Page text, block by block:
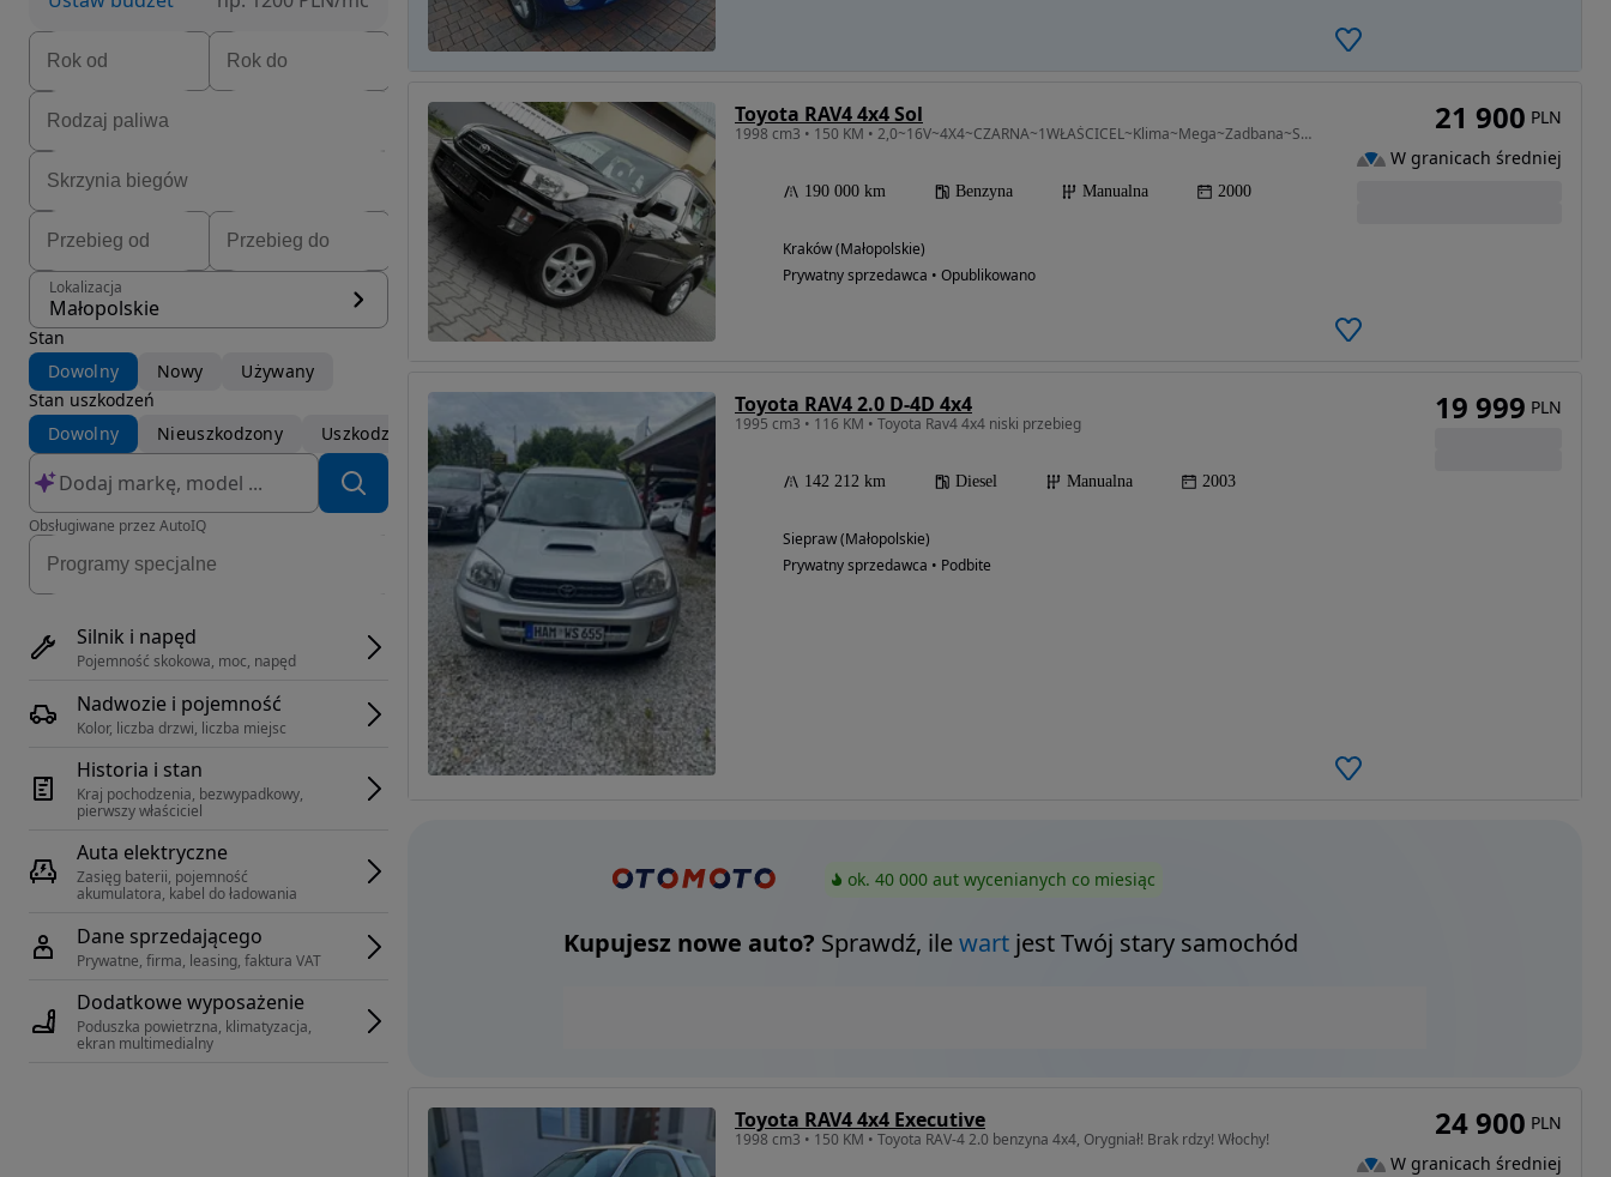
Lokalizacja
Małopolskie
Stan
Dowolny
Nowy
Używany
Stan uszkodzeń
Dowolny
Nieuszkodzony Uszkodzony
Obsługiwane przez AutoIQ
Silnik i napęd
Pojemność skokowa, moc, napęd
Nadwozie i pojemność
Kolor, liczba drzwi, liczba miejsc
Historia i stan
Kraj pochodzenia, bezwypadkowy,
pierwszy właściciel
Auta elektryczne
Zasięg baterii, pojemność
akumulatora, kabel do ładowania
Dane sprzedającego
Prywatne, firma, leasing, faktura VAT
Dodatkowe wyposażenie
Poduszka powietrzna, klimatyzacja,
ekran multimedialny
Toyota RAV4 4x4 Sol
1998 cm3 • 150 KM • 2,0~16V~4X4~CZARNA~1WŁAŚCICEL~Klima~Mega~Zadbana~Serwisowana~Zobacz
190 000 km Benzyna Manualna 2000
Kraków (Małopolskie)
Prywatny sprzedawca • Opublikowano
21 900 PLN
W granicach średniej
Toyota RAV4 2.0 D-4D 4x4
1995 cm3 • 116 KM • Toyota Rav4 4x4 niski przebieg
142 212 km Diesel Manualna 2003
Siepraw (Małopolskie)
Prywatny sprzedawca • Podbite
19 999 PLN
ok. 40 000 aut wycenianych co miesiąc
Kupujesz nowe auto? Sprawdź, ilewartjest Twój stary samochód
Toyota RAV4 4x4 Executive
1998 cm3 • 150 KM • Toyota RAV-4 2.0 benzyna 4x4, Orygniał! Brak rdzy! Włochy! 24 900 PLN
W granicach średniej